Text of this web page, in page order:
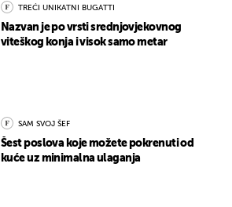
TREĆI UNIKATNI BUGATTI
Nazvan je po vrsti srednjovjekovnog
viteškog konja i visok samo metar
SAM SVOJ ŠEF
Šest poslova koje možete pokrenuti od
kuće uz minimalna ulaganja